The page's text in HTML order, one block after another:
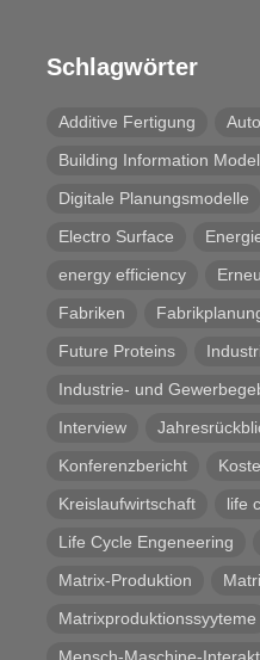
Schlagwörter
Additive Fertigung
Building Information
Digitale Planungsmodelle
Electro Surface
energy efficiency
Fabriken
Future Proteins
Industrie- und
Interview
Konferenzbericht
Kreislaufwirtschaft
life
Life Cycle Engeneering
Matrix-Produktion
Matrixproduktionssyyteme